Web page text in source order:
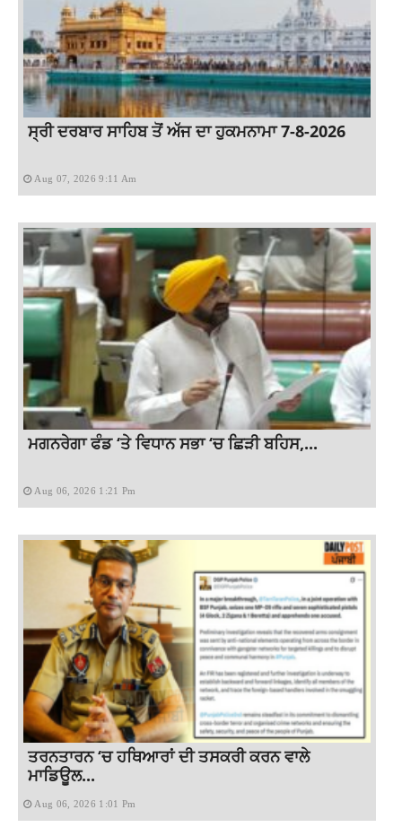
ਸ੍ਰੀ ਦਰਬਾਰ ਸਾਹਿਬ ਤੋਂ ਅੱਜ ਦਾ ਹੁਕਮਨਾਮਾ 7-8-2026
Aug 07, 2026 9:11 Am
ਮਗਨਰੇਗਾ ਫੰਡ ‘ਤੇ ਵਿਧਾਨ ਸਭਾ ‘ਚ ਛਿੜੀ ਬਹਿਸ,...
Aug 06, 2026 1:21 Pm
ਤਰਨਤਾਰਨ ‘ਚ ਹਥਿਆਰਾਂ ਦੀ ਤਸਕਰੀ ਕਰਨ ਵਾਲੇ
ਮਾਡਿਊਲ...
Aug 06, 2026 1:01 Pm